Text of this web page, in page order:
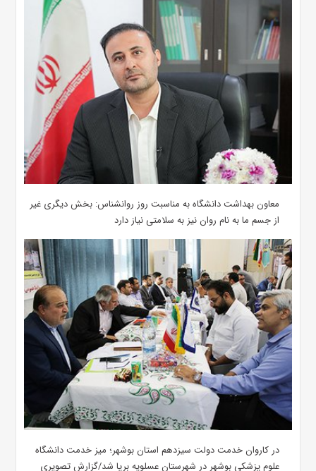
معاون بهداشت دانشگاه به مناسبت روز روانشناس: بخش دیگری غیر
از جسم ما به نام روان نیز به سلامتی نیاز دارد
در کاروان خدمت دولت سیزدهم استان بوشهر؛ میز خدمت دانشگاه
علوم پزشکی بوشهر در شهرستان عسلویه برپا شد/گزارش تصویری